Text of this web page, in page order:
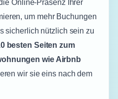
Online-Präsenz Ihrer
um mehr Buchungen
sicherlich nützlich sein zu
besten Seiten zum
wie Airbnb
wir sie eins nach dem